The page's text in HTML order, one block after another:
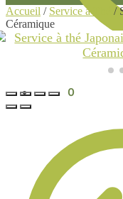
0.00€ 0
Accueil / Service à Thé /
Céramique